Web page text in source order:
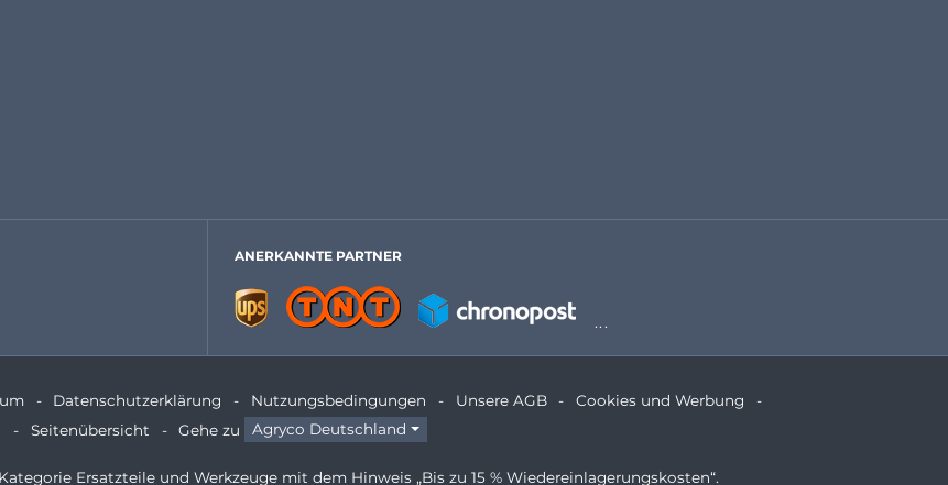
ANERKANNTE PARTNER
Datenschutzerklärung Nutzungsbedingungen Unsere AGB
Cookies und Werbung
Seitenübersicht Gehe zu Agryco Deutschland
Ersatzteile und Werkzeuge mit dem Hinweis „Bis zu 15 % Wiedereinlagerungskosten“.